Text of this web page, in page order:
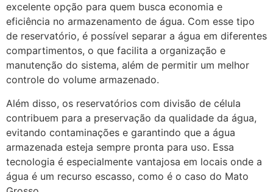
excelente opção para quem busca economia e
eficiência no armazenamento de água. Com esse tipo
de reservatório, é possível separar a água em diferentes
compartimentos, o que facilita a organização e
manutenção do sistema, além de permitir um melhor
controle do volume armazenado.
Além disso, os reservatórios com divisão de célula
contribuem para a preservação da qualidade da água,
evitando contaminações e garantindo que a água
armazenada esteja sempre pronta para uso. Essa
tecnologia é especialmente vantajosa em locais onde a
água é um recurso escasso, como é o caso do Mato